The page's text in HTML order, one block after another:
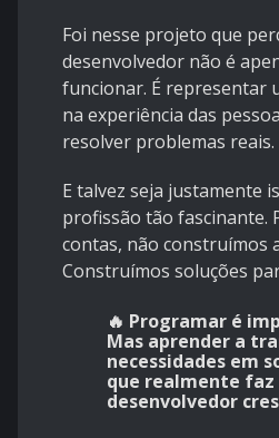
Foi nesse projeto que
desenvolvedor não é
funcionar. É representar
na experiência das
resolver problemas reais.
E talvez seja justamente
profissão tão fascinante.
contas, não construímos
Construímos soluções
🔥 Programar é
Mas aprender a
necessidades em
que realmente faz
desenvolvedor